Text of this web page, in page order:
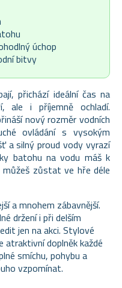
úchop
bitvy
přichází ideální čas na
ale i příjemně ochladí.
nový rozměr vodních
ovládání s vysokým
a silný proud vody vyrazí
batohu na vodu máš k
zůstat ve hře déle
a mnohem zábavnější.
držení i při delším
jen na akci. Stylové
doplněk každé
smíchu, pohybu a
vzpomínat.